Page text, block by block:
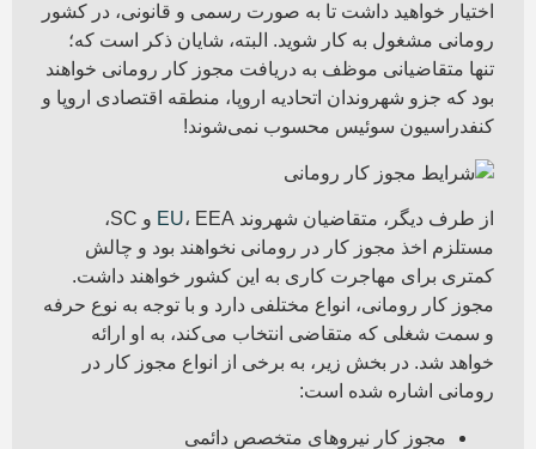
اختیار خواهید داشت تا به صورت رسمی و قانونی، در کشور
رومانی مشغول به کار شوید. البته، شایان ذکر است که؛
تنها متقاضیانی موظف به دریافت مجوز کار رومانی خواهند
بود که جزو شهروندان اتحادیه اروپا، منطقه اقتصادی اروپا و
کنفدراسیون سوئیس محسوب نمی‌شوند!
از طرف دیگر، متقاضیان شهروند EU
، EEA و SC،
مستلزم اخذ مجوز کار در رومانی نخواهند بود و چالش
کمتری برای مهاجرت کاری به این کشور خواهند داشت.
مجوز کار رومانی، انواع مختلفی دارد و با توجه به نوع حرفه
و سمت شغلی که متقاضی انتخاب می‌کند، به او ارائه
خواهد شد. در بخش زیر، به برخی از انواع مجوز کار در
رومانی اشاره شده است:
مجوز کار نیروهای متخصص دائمی